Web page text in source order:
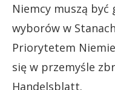
Niemcy muszą być
wyborów w
Priorytetem
się w przemyśle
Handelsblatt.